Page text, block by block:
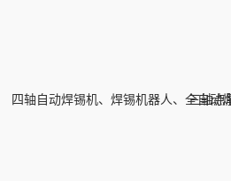
四轴自动焊锡机、焊锡机器人、全自动
三轴点